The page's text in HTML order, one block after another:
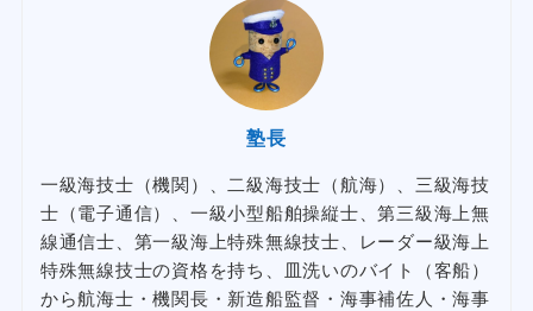
塾長
一級海技士（機関）、二級海技士（航海）、三級海技
士（電子通信）、一級小型船舶操縦士、第三級海上無
線通信士、第一級海上特殊無線技士、レーダー級海上
特殊無線技士の資格を持ち、皿洗いのバイト（客船）
から航海士・機関長・新造船監督・海事補佐人・海事